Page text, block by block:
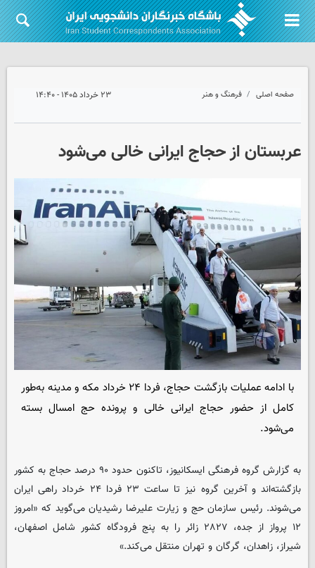
صفحه اصلی فرهنگ و هنر ۲۳ خرداد ۱۴۰۵ - ۱۴:۴۰
عربستان از حجاج ایرانی خالی می‌شود
با ادامه عملیات بازگشت حجاج، فردا ۲۴ خرداد مکه و مدینه به‌طور
کامل از حضور حجاج ایرانی خالی و پرونده حج امسال بسته
می‌شود.
به گزارش گروه فرهنگی ایسکانیوز، تاکنون حدود ۹۰ درصد حجاج به کشور
بازگشته‌اند و آخرین گروه نیز تا ساعت ۲۳ فردا ۲۴ خرداد راهی ایران
می‌شوند. رئیس سازمان حج و زیارت علیرضا رشیدیان می‌گوید که «امروز
۱۲ پرواز از جده، ۲۸۲۷ زائر را به پنج فرودگاه کشور شامل اصفهان،
شیراز، زاهدان، گرگان و تهران منتقل می‌کند.»